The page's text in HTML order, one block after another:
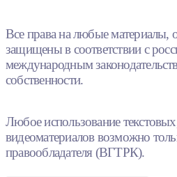
Все права на любые материалы,
защищены в соответствии с
международным
собственности.
Любое использование
видеоматериалов возможно
правообладателя (ВГТРК).